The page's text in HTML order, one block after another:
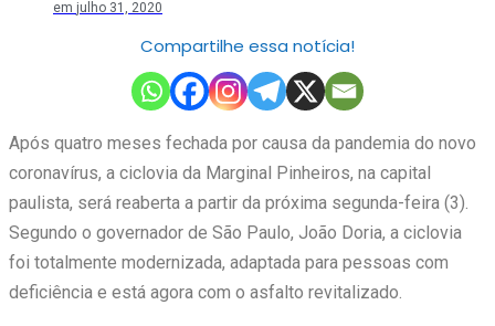
em julho 31, 2020
Compartilhe essa notícia!
Após quatro meses fechada por causa da pandemia do novo
coronavírus, a ciclovia da Marginal Pinheiros, na capital
paulista, será reaberta a partir da próxima segunda-feira (3).
Segundo o governador de São Paulo, João Doria, a ciclovia
foi totalmente modernizada, adaptada para pessoas com
deficiência e está agora com o asfalto revitalizado.